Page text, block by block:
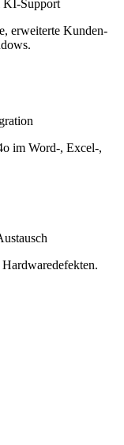
KI-Support
erweiterte Kunden-
im Word-, Excel-,